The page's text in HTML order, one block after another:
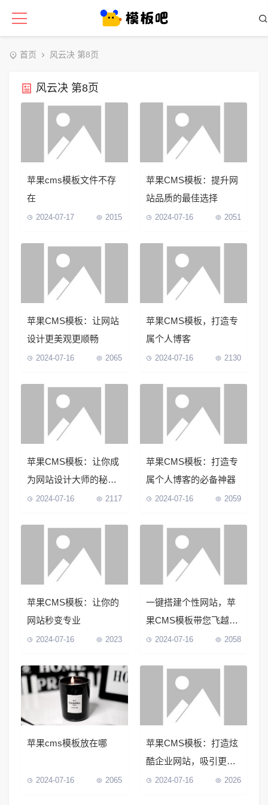
首页 风云决 第8页
风云决 第8页
苹果cms模板文件不存
在
2024-07-17 2015
苹果CMS模板：提升网
站品质的最佳选择
2024-07-16 2051
苹果CMS模板：让网站
设计更美观更顺畅
2024-07-16 2065
苹果CMS模板，打造专
属个人博客
2024-07-16 2130
苹果CMS模板：让你成
为网站设计大师的秘密
武器！
2024-07-16 2117
苹果CMS模板：打造专
属个人博客的必备神器
2024-07-16 2059
苹果CMS模板：让你的
网站秒变专业
2024-07-16 2023
一键搭建个性网站，苹
果CMS模板带您飞越设
计天际
2024-07-16 2058
苹果cms模板放在哪
2024-07-16 2065
苹果CMS模板：打造炫
酷企业网站，吸引更多
客户2024-07-16 2026